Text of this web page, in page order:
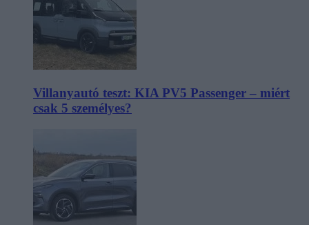
Villanyautó teszt: KIA PV5 Passenger – miért
csak 5 személyes?